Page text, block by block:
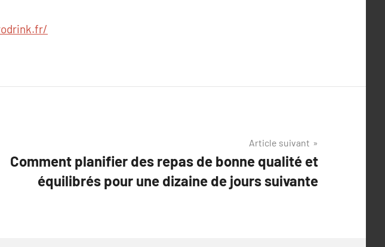
Article suivant
Comment planifier des repas de bonne qualité et
équilibrés pour une dizaine de jours suivante